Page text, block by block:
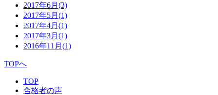
2017年6月 (3)
2017年5月 (1)
2017年4月 (1)
2017年3月 (1)
2016年11月 (1)
TOPへ
TOP
合格者の声